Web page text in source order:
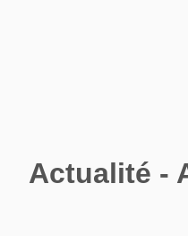
Actualité -